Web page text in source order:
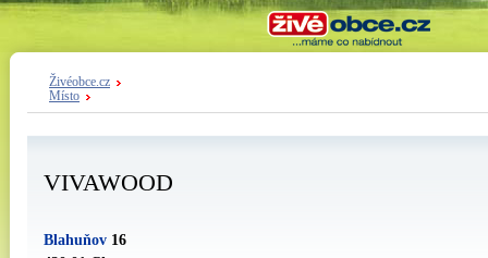
Živéobce.cz
Místo
VIVAWOOD
Blahuňov 16